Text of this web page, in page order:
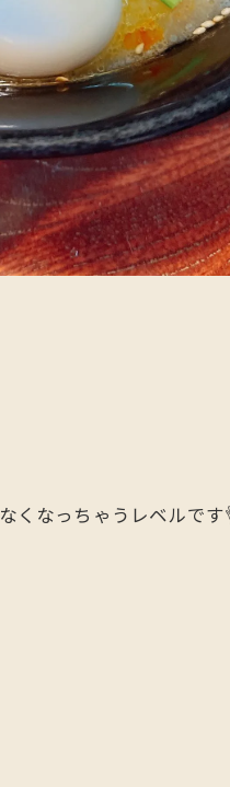
くなっちゃうレベルです